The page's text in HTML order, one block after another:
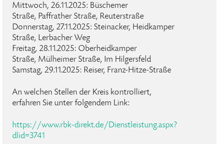
Mittwoch, 26.11.2025: Büschemer
Straße, Paffrather Straße, Reuterstraße
Donnerstag, 27.11.2025: Steinacker, Heidkamper
Straße, Lerbacher Weg
Freitag, 28.11.2025: Oberheidkamper
Straße, Mülheimer Straße, Im Hilgersfeld
Samstag, 29.11.2025: Reiser, Franz-Hitze-Straße
An welchen Stellen der Kreis kontrolliert,
erfahren Sie unter folgendem Link:
https://www.rbk-direkt.de/Dienstleistung.aspx?
dlid=3741